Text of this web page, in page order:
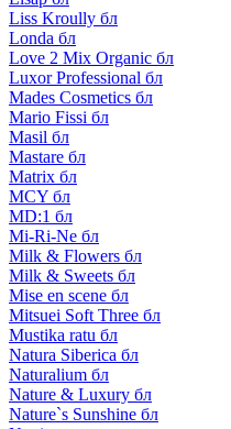
Liss Kroully бл
Londa бл
Love 2 Mix Organic бл
Luxor Professional бл
Mades Cosmetics бл
Mario Fissi бл
Masil бл
Mastare бл
Matrix бл
MCY бл
MD:1 бл
Mi-Ri-Ne бл
Milk & Flowers бл
Milk & Sweets бл
Mise en scene бл
Mitsuei Soft Three бл
Mustika ratu бл
Natura Siberica бл
Naturalium бл
Nature & Luxury бл
Nature`s Sunshine бл